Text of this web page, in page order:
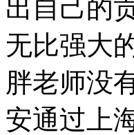
出自己的
无比强大
胖老师没
安通过上